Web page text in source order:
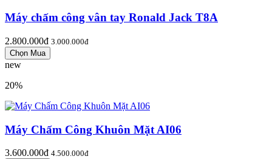
Máy chấm công vân tay Ronald Jack T8A
2.800.000đ 3.000.000đ
new
20%
Máy Chấm Công Khuôn Mặt AI06
3.600.000đ 4.500.000đ